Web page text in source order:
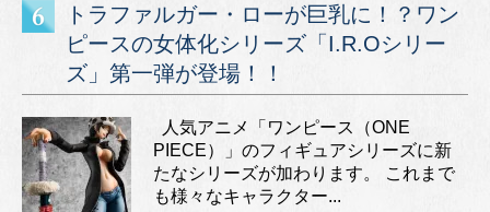
トラファルガー・ローが巨乳に！？ワン
ピースの女体化シリーズ「I.R.Oシリー
ズ」第一弾が登場！！
人気アニメ「ワンピース（ONE
PIECE）」のフィギュアシリーズに新
たなシリーズが加わります。 これまで
も様々なキャラクター...